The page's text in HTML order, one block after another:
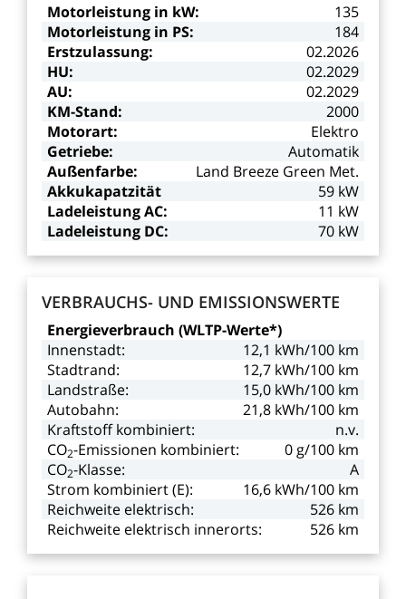
Motorleistung in kW:
135
Motorleistung in PS:
184
Erstzulassung:
02.2026
HU:
02.2029
AU:
02.2029
KM-Stand:
2000
Motorart:
Elektro
Getriebe:
Automatik
Außenfarbe:
Land Breeze Green Met.
Akkukapatzität
59 kW
LadeleistungAC: 11 kW
Ladeleistung DC: 70 kW
VERBRAUCHS- UND EMISSIONSWERTE
Energieverbrauch (WLTP-Werte*)
Innenstadt:
12,1 kWh/100 km
Stadtrand:
12,7 kWh/100 km
Landstraße:
15,0 kWh/100 km
Autobahn:
21,8 kWh/100 km
Kraftstoff kombiniert:
n.v.
CO2-Emissionen kombiniert: 0 g/100 km
CO2-Klasse:
A
Strom kombiniert(E): 16,6 kWh/100 km
Reichweite elektrisch: 526 km
Reichweite elektrisch innerorts: 526 km